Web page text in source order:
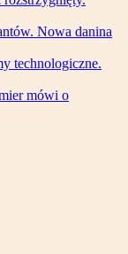
Nowa danina
technologiczne.
mówi o